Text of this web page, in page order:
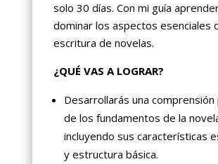
solo 30 días. Con mi guía
dominar los aspectos esenciales
escritura de novelas.
¿QUÉ VAS A LOGRAR?
Desarrollarás una comprensión
de los fundamentos de la
incluyendo sus características
y estructura básica.